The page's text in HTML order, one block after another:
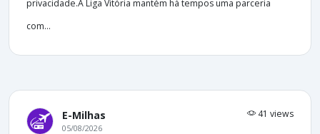
privacidade.A Liga Vitória mantém há tempos uma parceria
com...
E-Milhas 41 views
05/08/2026